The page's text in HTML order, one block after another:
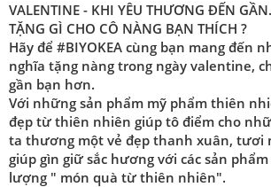
VALENTINE - KHI YÊU THƯƠNG ĐẾN
TẶNG GÌ CHO CÔ NÀNG BẠN THÍCH ?
Hãy để #BIYOKEA cùng bạn mang đến
nghĩa tặng nàng trong ngày valentine,
gần bạn hơn.
Với những sản phẩm mỹ phẩm thiên
đẹp từ thiên nhiên giúp tô điểm cho
ta thương một vẻ đẹp thanh xuân, tươi
giúp gìn giữ sắc hương với các sản
lượng " món quà từ thiên nhiên".